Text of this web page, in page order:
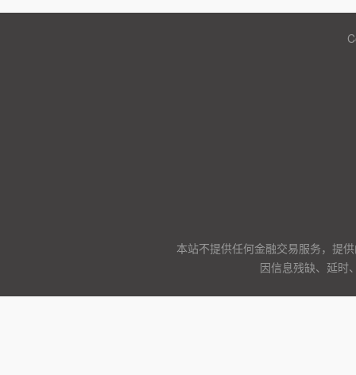
本站不提供任何金融交易服务，提
因信息残缺、延时